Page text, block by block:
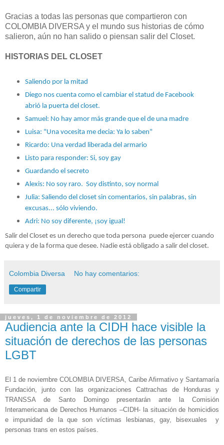
Gracias a todas las personas que compartieron con
COLOMBIA DIVERSA y el mundo sus historias de cómo
salieron, aún no han salido o piensan salir del Closet.
HISTORIAS DEL CLOSET
Saliendo por la mitad
Diego nos cuenta como el cambiar el statud de Facebook
abrió la puerta del closet.
Samuel: No hay amor más grande que el de una madre
Luisa: "Una vocesita me decia: Ya lo saben"
Ricardo: Una verdad liberada del armario
Listo para responder: Si, soy gay
Guardando el secreto
Alexis: No soy raro. Soy distinto, soy normal
Julia: Saliendo del closet sin comentarios, sin palabras, sin
excusas... sólo viviendo.
Adri: No soy diferente, ¡soy igual!
Salir del Closet es un derecho que toda persona puede ejercer cuando
quiera y de la forma que desee. Nadie está obligado a salir del closet.
Colombia Diversa No hay comentarios:
Compartir
jueves, 1 de noviembre de 2012
Audiencia ante la CIDH hace visible la
situación de derechos de las personas
LGBT
El 1 de noviembre COLOMBIA DIVERSA, Caribe Afirmativo y Santamaría
Fundación, junto con las organizaciones Cattrachas de Honduras y
TRANSSA de Santo Domingo presentarán ante la Comisión
Interamericana de Derechos Humanos –CIDH- la situación de homicidios
e impunidad de la que son víctimas lesbianas, gay, bisexuales y
personas trans en estos países.